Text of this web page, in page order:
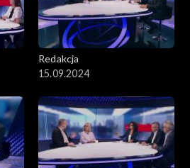
Redakcja
15.09.2024